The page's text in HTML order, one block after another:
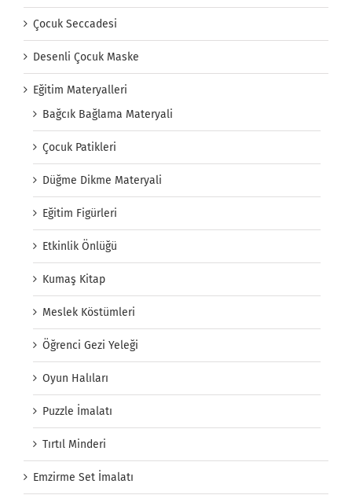
Çocuk Seccadesi
Desenli Çocuk Maske
Eğitim Materyalleri
Bağcık Bağlama Materyali
Çocuk Patikleri
Düğme Dikme Materyali
Eğitim Figürleri
Etkinlik Önlüğü
Kumaş Kitap
Meslek Köstümleri
Öğrenci Gezi Yeleği
Oyun Halıları
Puzzle İmalatı
Tırtıl Minderi
Emzirme Set İmalatı